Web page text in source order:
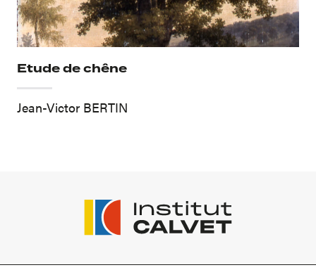
Etude de chêne
Jean-Victor BERTIN